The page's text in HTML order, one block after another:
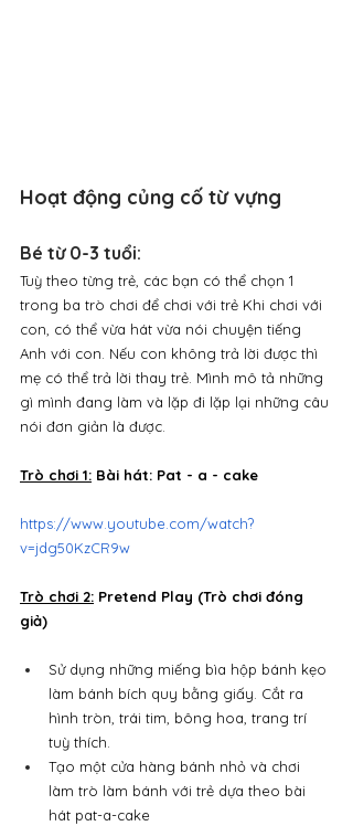
Hoạt động củng cố từ vựng
Bé từ 0-3 tuổi:
Tuỳ theo từng trẻ, các bạn có thể chọn 1
trong ba trò chơi để chơi với trẻ Khi chơi với
con, có thể vừa hát vừa nói chuyện tiếng
Anh với con. Nếu con không trả lời được thì
mẹ có thể trả lời thay trẻ. Mình mô tả những
gì mình đang làm và lặp đi lặp lại những câu
nói đơn giản là được.
Trò chơi 1: Bài hát: Pat - a - cake
https://www.youtube.com/watch?
v=jdg50KzCR9w
Trò chơi 2: Pretend Play (Trò chơi đóng
giả)
Sử dụng những miếng bìa hộp bánh kẹo
làm bánh bích quy bằng giấy. Cắt ra
hình tròn, trái tim, bông hoa, trang trí
tuỳ thích.
Tạo một cửa hàng bánh nhỏ và chơi
làm trò làm bánh với trẻ dựa theo bài
hát pat-a-cake